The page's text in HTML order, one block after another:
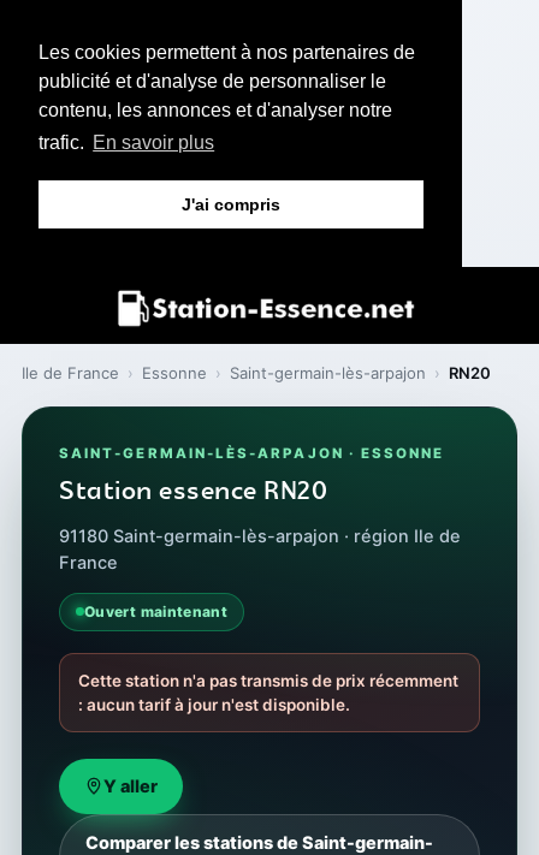
Les cookies permettent à nos partenaires de
publicité et d'analyse de personnaliser le
contenu, les annonces et d'analyser notre
trafic. En savoir plus
J'ai compris
Ile de France › Essonne › Saint-germain-lès-arpajon › RN20
SAINT-GERMAIN-LÈS-ARPAJON · ESSONNE
Station essence RN20
91180 Saint-germain-lès-arpajon · région Ile de
France
Ouvert maintenant
Cette station n'a pas transmis de prix récemment
: aucun tarif à jour n'est disponible.
Y aller
Comparer les stations de Saint-germain-